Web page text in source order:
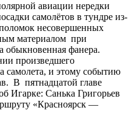
авиации нередки
самолётов в тундре из-
несовершенных
материалом при
обыкновенная фанера.
произведшего
и этому событию
В пятнадцатой главе
Игарке: Санька Григорьев
«Красноярск —